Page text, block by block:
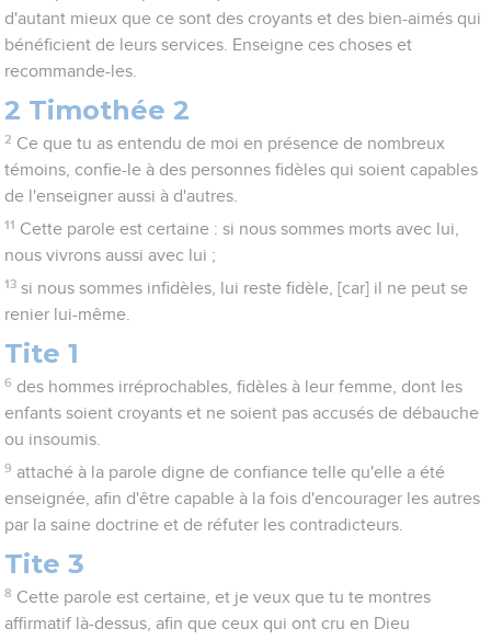
d'autant mieux que ce sont des croyants et des bien-aimés qui
bénéficient de leurs services. Enseigne ces choses et
recommande-les.
2 Timothée 2
2 Ce que tu as entendu de moi en présence de nombreux
témoins, confie-le à des personnes fidèles qui soient capables
de l'enseigner aussi à d'autres.
11 Cette parole est certaine : si nous sommes morts avec lui,
nous vivrons aussi avec lui ;
13 si nous sommes infidèles, lui reste fidèle, [car] il ne peut se
renier lui-même.
Tite 1
6 des hommes irréprochables, fidèles à leur femme, dont les
enfants soient croyants et ne soient pas accusés de débauche
ou insoumis.
9 attaché à la parole digne de confiance telle qu'elle a été
enseignée, afin d'être capable à la fois d'encourager les autres
par la saine doctrine et de réfuter les contradicteurs.
Tite 3
8 Cette parole est certaine, et je veux que tu te montres
affirmatif là-dessus, afin que ceux qui ont cru en Dieu